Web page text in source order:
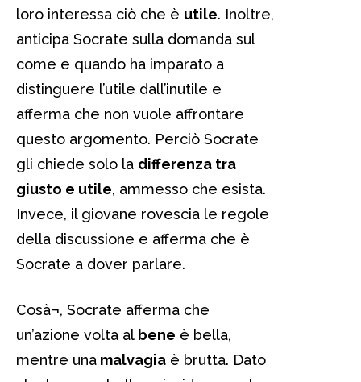
loro interessa ciò che è utile. Inoltre,
anticipa Socrate sulla domanda sul
come e quando ha imparato a
distinguere l’utile dall’inutile e
afferma che non vuole affrontare
questo argomento. Perciò Socrate
gli chiede solo la differenza tra
giusto e utile, ammesso che esista.
Invece, il giovane rovescia le regole
della discussione e afferma che è
Socrate a dover parlare.
Cosà¬, Socrate afferma che
un’azione volta al bene è bella,
mentre una malvagia è brutta. Dato